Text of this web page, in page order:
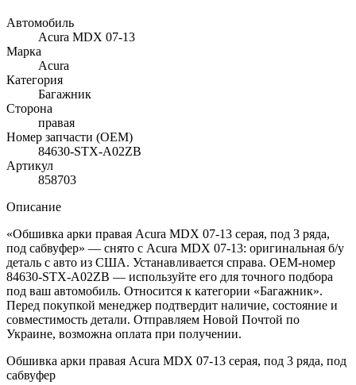
Автомобиль
Acura MDX 07-13
Марка
Acura
Категория
Багажник
Сторона
правая
Номер запчасти (OEM)
84630-STX-A02ZB
Артикул
858703
Описание
«Обшивка арки правая Acura MDX 07-13 серая, под 3 ряда,
под сабвуфер» — снято с Acura MDX 07-13: оригинальная б/у
деталь с авто из США. Устанавливается справа. OEM-номер
84630-STX-A02ZB — используйте его для точного подбора
под ваш автомобиль. Относится к категории «Багажник».
Перед покупкой менеджер подтвердит наличие, состояние и
совместимость детали. Отправляем Новой Почтой по
Украине, возможна оплата при получении.
Обшивка арки правая Acura MDX 07-13 серая, под 3 ряда, под
сабвуфер